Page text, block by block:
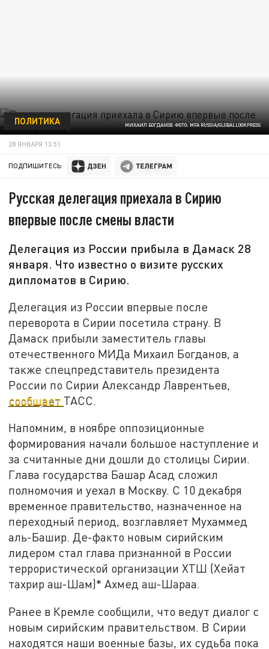
МИХАИЛ БОГДАНОВ. ФОТО: MFA RUSSIA/GLOBALLOOKPRESS
ПОЛИТИКА
28 ЯНВАРЯ 13:51
ПОДПИШИТЕСЬ:
Русская делегация приехала в Сирию
впервые после смены власти
Делегация из России прибыла в Дамаск 28
января. Что известно о визите русских
дипломатов в Сирию.
Делегация из России впервые после
переворота в Сирии посетила страну. В
Дамаск прибыли заместитель главы
отечественного МИДа Михаил Богданов, а
также спецпредставитель президента
России по Сирии Александр Лаврентьев,
сообщает ТАСС.
Напомним, в ноябре оппозиционные
формирования начали большое наступление и
за считанные дни дошли до столицы Сирии.
Глава государства Башар Асад сложил
полномочия и уехал в Москву. С 10 декабря
временное правительство, назначенное на
переходный период, возглавляет Мухаммед
аль-Башир. Де-факто новым сирийским
лидером стал глава признанной в России
террористической организации ХТШ (Хейат
тахрир аш-Шам)* Ахмед аш-Шараа.
Ранее в Кремле сообщили, что ведут диалог с
новым сирийским правительством. В Сирии
находятся наши военные базы, их судьба пока